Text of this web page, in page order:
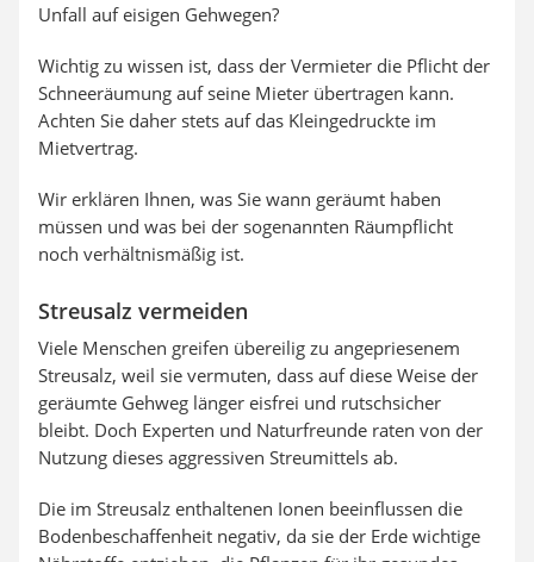
Unfall auf eisigen Gehwegen?
Wichtig zu wissen ist, dass der Vermieter die Pflicht der
Schneeräumung auf seine Mieter übertragen kann.
Achten Sie daher stets auf das Kleingedruckte im
Mietvertrag.
Wir erklären Ihnen, was Sie wann geräumt haben
müssen und was bei der sogenannten Räumpflicht
noch verhältnismäßig ist.
Streusalz vermeiden
Viele Menschen greifen übereilig zu angepriesenem
Streusalz, weil sie vermuten, dass auf diese Weise der
geräumte Gehweg länger eisfrei und rutschsicher
bleibt. Doch Experten und Naturfreunde raten von der
Nutzung dieses aggressiven Streumittels ab.
Die im Streusalz enthaltenen Ionen beeinflussen die
Bodenbeschaffenheit negativ, da sie der Erde wichtige